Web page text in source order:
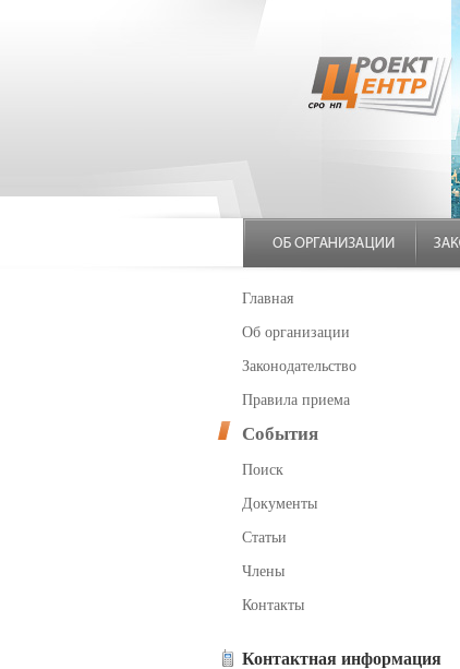
Главная
Об организации
Законодательство
Правила приема
События
Поиск
Документы
Статьи
Члены
Контакты
Контактная информация